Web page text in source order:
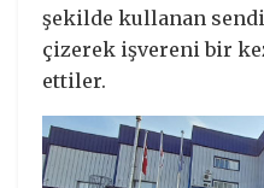
şekilde kullanan
çizerek işvereni bir
ettiler.